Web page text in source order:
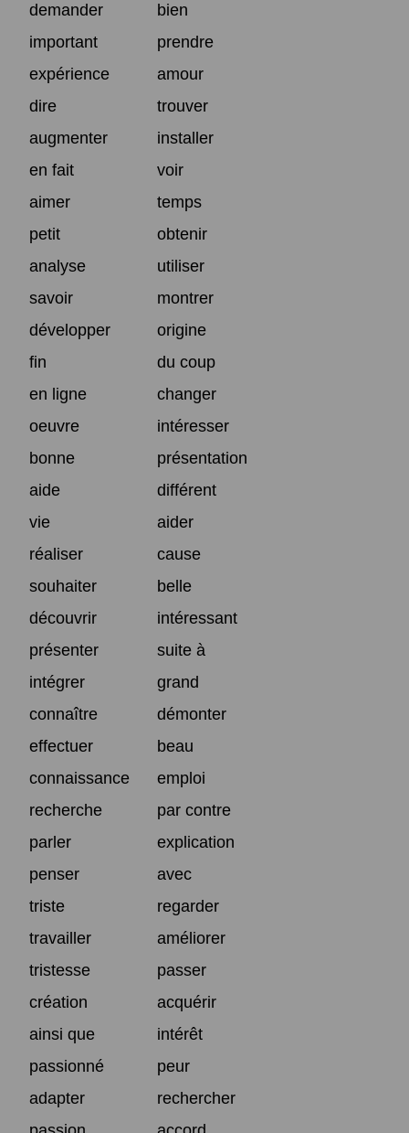
demander
bien
important
prendre
expérience
amour
dire
trouver
augmenter
installer
en fait
voir
aimer
temps
petit
obtenir
analyse
utiliser
savoir
montrer
développer
origine
fin
du coup
en ligne
changer
oeuvre
intéresser
bonne
présentation
aide
différent
vie
aider
réaliser
cause
souhaiter
belle
découvrir
intéressant
présenter
suite à
intégrer
grand
connaître
démonter
effectuer
beau
connaissance
emploi
recherche
par contre
parler
explication
penser
avec
triste
regarder
travailler
améliorer
tristesse
passer
création
acquérir
ainsi que
intérêt
passionné
peur
adapter
rechercher